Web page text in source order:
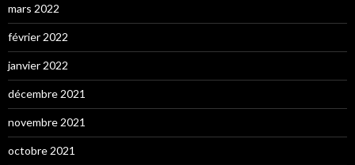
mars 2022
février 2022
janvier 2022
décembre 2021
novembre 2021
octobre 2021